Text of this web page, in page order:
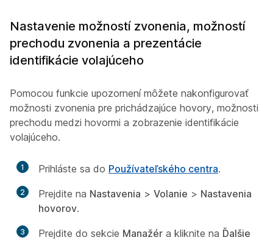
Nastavenie možností zvonenia, možností
prechodu zvonenia a prezentácie
identifikácie volajúceho
Pomocou funkcie upozornení môžete nakonfigurovať
možnosti zvonenia pre prichádzajúce hovory, možnosti
prechodu medzi hovormi a zobrazenie identifikácie
volajúceho.
1 Prihláste sa do Používateľského centra.
2 Prejdite na Nastavenia > Volanie > Nastavenia
hovorov.
3 Prejdite do sekcie Manažér a kliknite na Ďalšie